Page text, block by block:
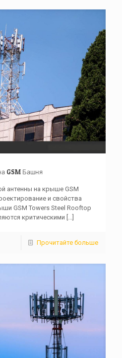
GSM Башня
антенны на крыше GSM
и свойства
GSM Towers Steel Rooftop
критическими [...]
Прочитайте больше